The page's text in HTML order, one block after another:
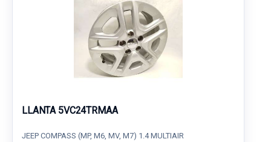
LLANTA 5VC24TRMAA
JEEP COMPASS (MP, M6, MV, M7) 1.4 MULTIAIR